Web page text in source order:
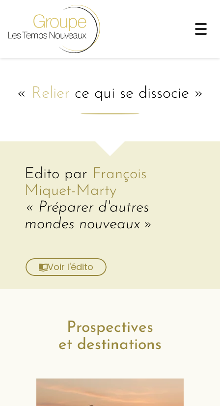
« Relier ce qui se dissocie »
Edito par François
Miquet-Marty
« Préparer d'autres
mondes nouveaux »
Voir l'édito
Prospectives
et destinations